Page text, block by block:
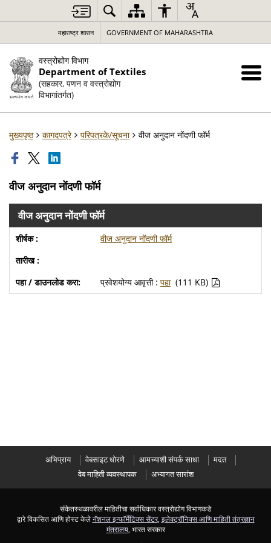
महाराष्ट्र शासन GOVERNMENT OF MAHARASHTRA
वस्त्रोद्योग विभाग
Department of Textiles
(सहकार, पणन व वस्त्रोद्योग
विभागांतर्गत)
मुख्यपृष्ठ कागदपत्रे परिपत्रके/सूचना वीज अनुदान नोंदणी फॉर्म
वीज अनुदान नोंदणी फॉर्म
वीज अनुदान नोंदणी फॉर्म
वीज अनुदान नोंदणी फॉर्म
प्रवेशयोग्य आवृत्ती : पहा (111 KB)
अभिप्राय वेबसाइट धोरणे आमच्याशी संपर्क साधा
मदत
वेब माहिती व्यवस्थापक
अभ्यागत सारांश
संकेतस्थळावरील माहितीचा सर्वाधिकार वस्त्रोद्योग विभागकडे
द्वारे विकसित आणि होस्ट केलेनॅशनल इन्फॉर्मेटिक्स सेंटर, इलेक्ट्रॉनिक्स आणि माहिती तंत्रज्ञान
मंत्रालय, भारत सरकार